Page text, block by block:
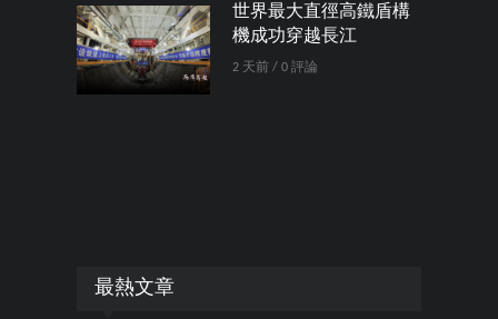
世界最大直徑高鐵盾構
機成功穿越長江
2 天前 / 0 評論
最熱文章